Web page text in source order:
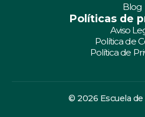
Blog
Políticas de
Aviso
Política de
Política de
© 2026 Escuela